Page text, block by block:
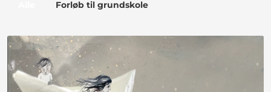
Forløb til grundskole